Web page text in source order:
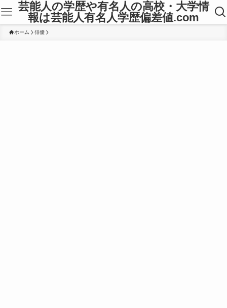
芸能人の学歴や有名人の高校・大学情
報は芸能人有名人学歴偏差値.com
ホーム 俳優